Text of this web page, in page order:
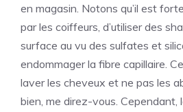
en magasin. Notons qu’il est
par les coiffeurs, d’utiliser des
surface au vu des sulfates et
endommager la fibre capillaire.
laver les cheveux et ne pas les
bien, me direz-vous. Cependant,